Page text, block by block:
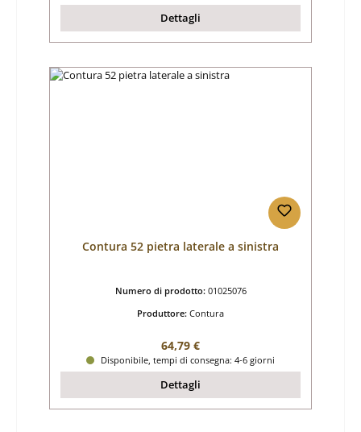
Dettagli
Contura 52 pietra laterale a sinistra
Numero di prodotto: 01025076
Produttore: Contura
Prezzo normale:
64,79 €
Disponibile, tempi di consegna: 4-6 giorni
Dettagli